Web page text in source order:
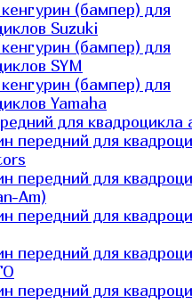
(бампер) для
Suzuki
(бампер) для
SYM
(бампер) для
Yamaha
для квадроцикла
передний для
передний для
Am)
передний для
передний для
передний для